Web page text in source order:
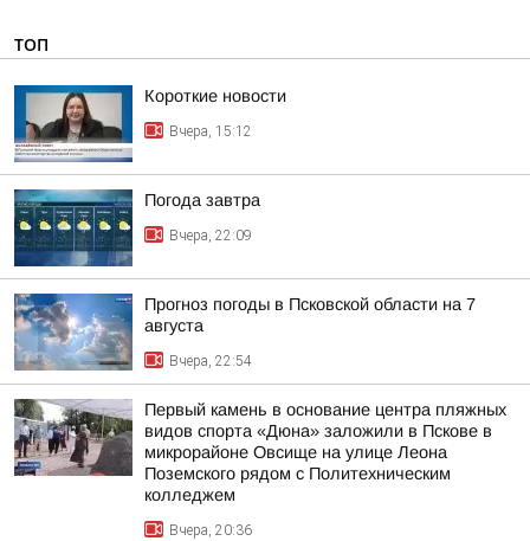
ТОП
Короткие новости
Вчера, 15:12
Погода завтра
Вчера, 22:09
Прогноз погоды в Псковской области на 7
августа
Вчера, 22:54
Первый камень в основание центра пляжных
видов спорта «Дюна» заложили в Пскове в
микрорайоне Овсище на улице Леона
Поземского рядом с Политехническим
колледжем
Вчера, 20:36